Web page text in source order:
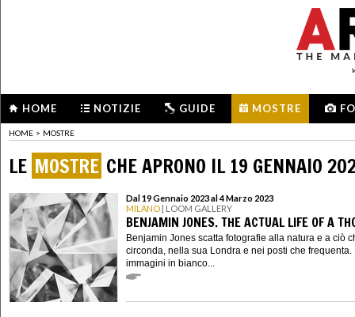
HOME NOTIZIE GUIDE MOSTRE
HOME > MOSTRE
LE MOSTRE CHE APRONO IL 19 GENNAIO
Dal 19 Gennaio 2023 al 4 Marzo 2023
MILANO | LOOM GALLERY
BENJAMIN JONES. THE ACTUAL LIFE OF A
Benjamin Jones scatta fotografie alla natura e a ciò
circonda, nella sua Londra e nei posti che frequenta.
immagini in bianco...